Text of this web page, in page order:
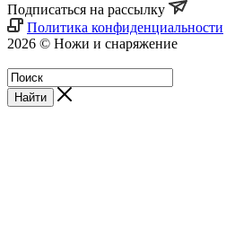
Подписаться на рассылку
Политика конфиденциальности
2026 © Ножи и снаряжение
Найти